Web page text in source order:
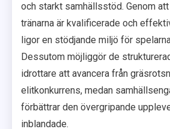
och starkt samhällsstöd. Genom
tränarna är kvalificerade och
ligor en stödjande miljö för
Dessutom möjliggör de
idrottare att avancera från
elitkonkurrens, medan
förbättrar den övergripande
inblandade.